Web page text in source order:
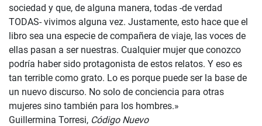
sociedad y que, de alguna manera, todas -de verdad
TODAS- vivimos alguna vez. Justamente, esto hace que el
libro sea una especie de compañera de viaje, las voces de
ellas pasan a ser nuestras. Cualquier mujer que conozco
podría haber sido protagonista de estos relatos. Y eso es
tan terrible como grato. Lo es porque puede ser la base de
un nuevo discurso. No solo de conciencia para otras
mujeres sino también para los hombres.»
Guillermina Torresi, Código Nuevo